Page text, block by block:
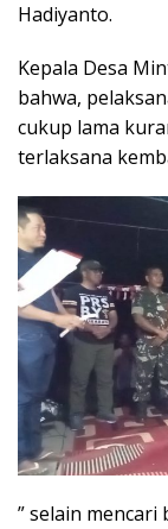
Hadiyanto.
Kepala Desa
bahwa,
cukup lama
terlaksana
” selain